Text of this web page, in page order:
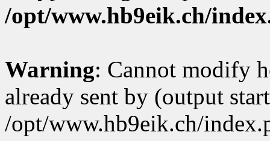
/opt/www.hb9eik.ch/
Warning: Cannot modify
already sent by (output
/opt/www.hb9eik.ch/